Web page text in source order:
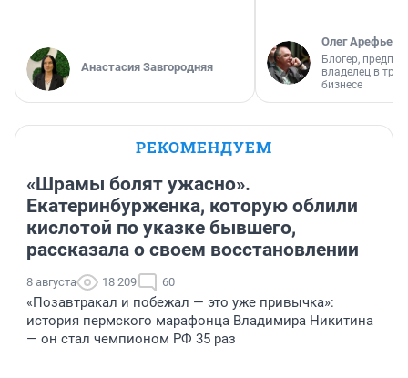
Анастасия Завгородняя
Олег Арефьев
Блогер,
владелец в
бизнесе
РЕКОМЕНДУЕМ
«Шрамы болят ужасно».
Екатеринбурженка, которую облили
кислотой по указке бывшего,
рассказала о своем восстановлении
8 августа 18 209 60
«Позавтракал и побежал — это уже привычка»:
история пермского марафонца Владимира Никитина
— он стал чемпионом РФ 35 раз